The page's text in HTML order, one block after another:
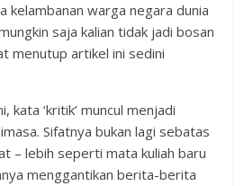
kelambanan warga negara dunia
saja kalian tidak jadi bosan
menutup artikel ini sedini
kata ‘kritik’ muncul menjadi
Sifatnya bukan lagi sebatas
– lebih seperti mata kuliah baru
menggantikan berita-berita